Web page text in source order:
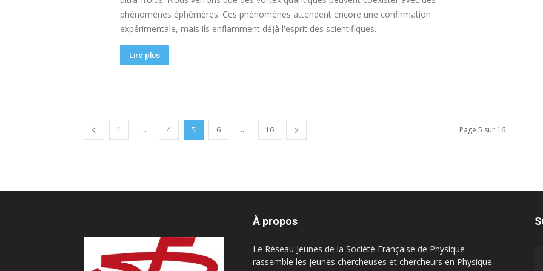
phénomènes éphémères. Ces phénomènes attendent encore une confirmation
expérimentale, mais ils enflamment déjà l'esprit des scientifiques.
Lire plus
1 ... 4 5 6 ... 16 Page 5 sur 16
À propos
Le Réseau Jeunes de la Société Française de Physique
rassemble les jeunes chercheuses et chercheurs en Physique.